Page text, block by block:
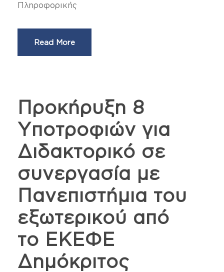
Πληροφορικής
Read More
Προκήρυξη 8
Υποτροφιών για
Διδακτορικό σε
συνεργασία με
Πανεπιστήμια του
εξωτερικού από
το ΕΚΕΦΕ
Δημόκριτος